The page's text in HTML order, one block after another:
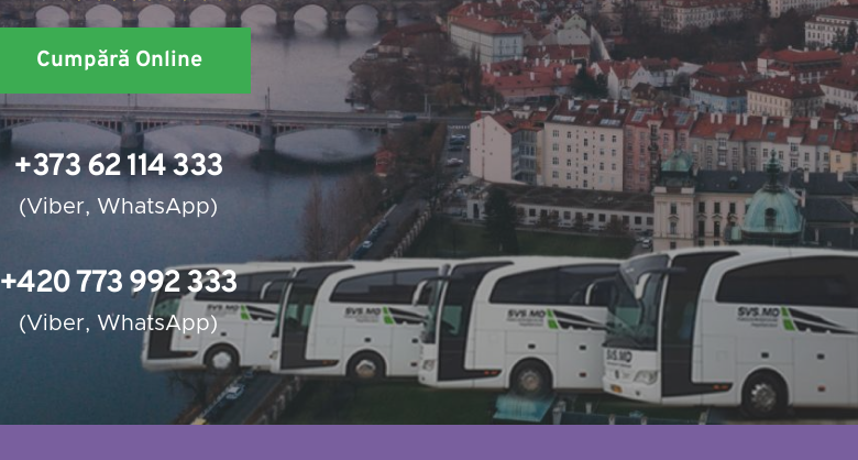
Cumpără Online
+373 62 114 333
(Viber, WhatsApp)
+420 773 992 333
(Viber, WhatsApp)